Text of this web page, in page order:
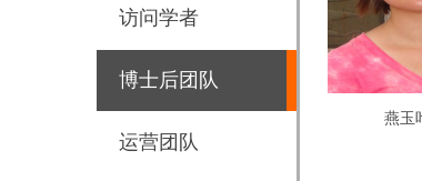
访问学者
博士后团队
运营团队
燕玉